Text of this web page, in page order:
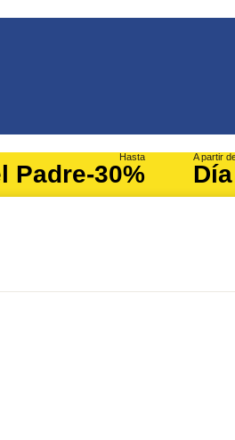
Padre
Hasta
-30%
A partir